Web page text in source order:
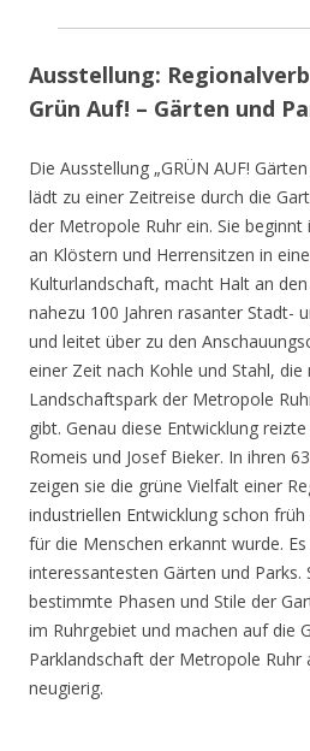
Ausstellung:
Grün Auf! – Gärten und
Die Ausstellung „GRÜN AUF!
lädt zu einer Zeitreise durch die
der Metropole Ruhr ein. Sie
an Klöstern und Herrensitzen in
Kulturlandschaft, macht Halt an
nahezu 100 Jahren rasanter Stadt-
und leitet über zu den
einer Zeit nach Kohle und Stahl,
Landschaftspark der Metropole
gibt. Genau diese Entwicklung
Romeis und Josef Bieker. In ihren
zeigen sie die grüne Vielfalt einer
industriellen Entwicklung schon
für die Menschen erkannt wurde.
interessantesten Gärten und
bestimmte Phasen und Stile der
im Ruhrgebiet und machen auf die
Parklandschaft der Metropole Ruhr
neugierig.